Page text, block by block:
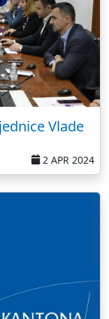
Vlade
2 APR 2024